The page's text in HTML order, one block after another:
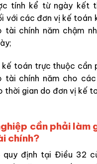
tính kể từ ngày kết
với các đơn vị kế toán
tài chính năm chậm
kế toán trực thuộc cần
tài chính năm cho
thời gian do đơn vị kế
cần phải làm
chính?
quy định tại Điều 32